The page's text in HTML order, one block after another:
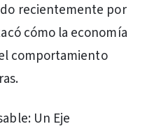
recientemente por
cómo la economía
comportamiento
Un Eje